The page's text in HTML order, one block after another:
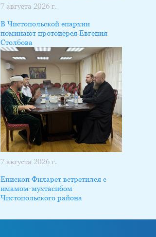
7 августа 2026 г.
В Чистопольской епархии
поминают протоиерея Евгения
Столбова
7 августа 2026 г.
Епископ Филарет встретился с
имамом-мухтасибом
Чистопольского района